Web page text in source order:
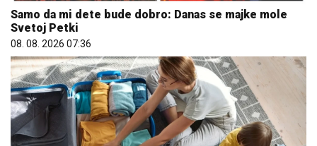
Samo da mi dete bude dobro: Danas se majke mole
Svetoj Petki
08. 08. 2026 07:36